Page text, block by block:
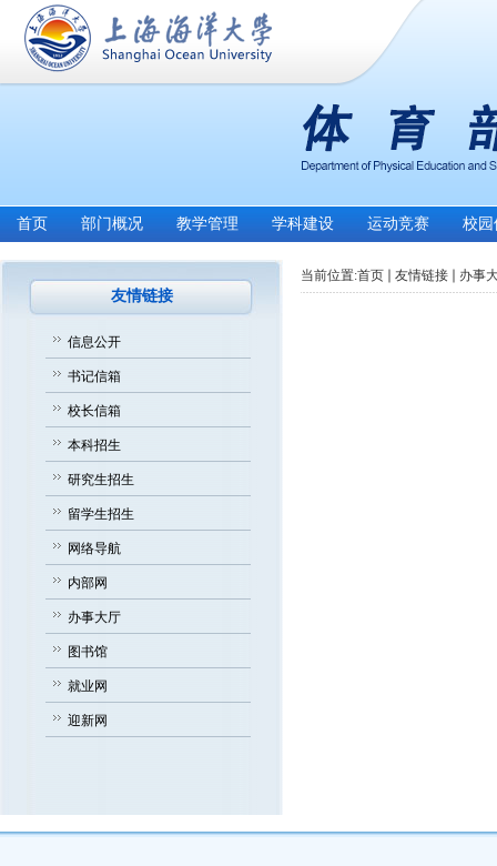
首页 部门概况 教学管理 学科建设 运动竞赛 校园
友情链接
信息公开
书记信箱
校长信箱
本科招生
研究生招生
留学生招生
网络导航
内部网
办事大厅
图书馆
就业网
迎新网
当前位置:首页 友情链接 办事